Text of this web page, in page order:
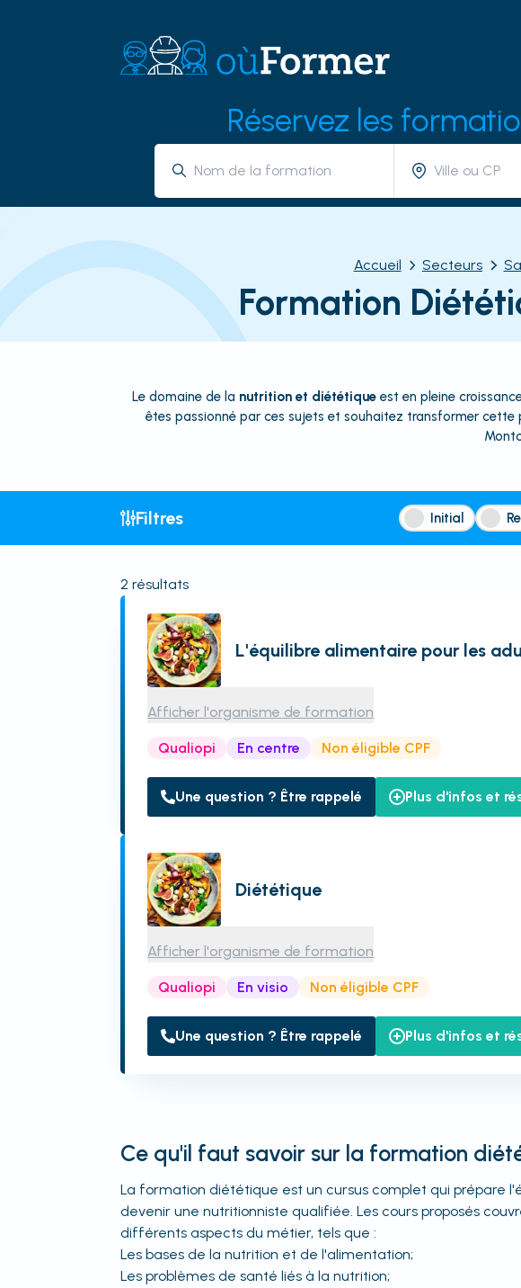
Réservez les
Accueil Secteurs
Formation
Le domaine de la nutrition et diététiqueest en pleine
êtes passionné par ces sujets et souhaitez transformer cette
Filtres Initial
2 résultats
L'équilibre alimentaire pour les
Afficher l'organisme de formation
Qualiopi En centre Non éligible CPF
Une question ? Être rappelé Plus d'infos et
Diététique
Afficher l'organisme de formation
Qualiopi En visio Non éligible CPF
Une question ? Être rappelé Plus d'infos et
Ce qu'il faut savoir sur la formation
La formation diététique est un cursus complet qui prépare
devenir une nutritionniste qualifiée. Les cours proposés
différents aspects du métier, tels que :
Les bases de la nutrition et de l'alimentation;
Les problèmes de santé liés à la nutrition;